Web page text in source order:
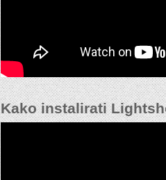
Kako instalirati